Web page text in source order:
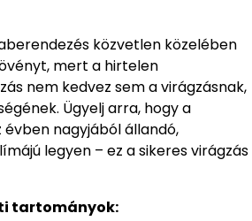
közvetlen közelében
mert a hirtelen
nem kedvez sem a virágzásnak,
Ügyelj arra, hogy a
évben nagyjából állandó,
legyen – ez a sikeres virágzás
tartományok: